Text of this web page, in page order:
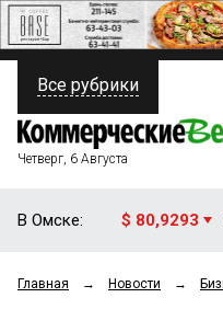
ПОЛИТИКА
ФИНАНСЫ
ОБЩЕСТВО
Все рубрики
Четверг, 6 Августа
В Омске: $ 80,9293
Главная → Новости →